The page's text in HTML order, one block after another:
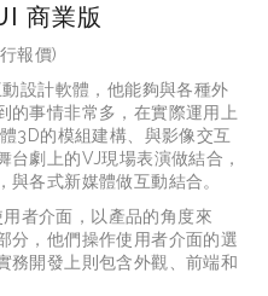
商業版
報價)
設計軟體，他能夠與各種外
的事情非常多，在實際運用上
3D的模組建構、與影像交互
劇上的VJ現場表演做結合，
各式新媒體做互動結合。
者介面，以產品的角度來
分，他們操作使用者介面的選
務開發上則包含外觀、前端和